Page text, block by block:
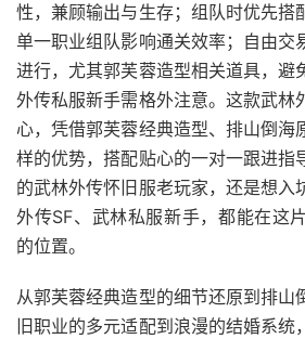
性，兼顾输出与生存；组队时优先搭
单一职业组队影响通关效率；自由交
进行，尤其郭芙蓉造型相关道具，避
外传私服新手需格外注意。这款武林
心，凭借郭芙蓉经典造型、排山倒海
样的优势，搭配贴心的一对一跟进指
的武林外传怀旧服老玩家，还是想入
外传SF、武林私服新手，都能在这
的位置。
从郭芙蓉经典造型的细节还原到排山
旧职业的多元适配到浪漫的结婚系统